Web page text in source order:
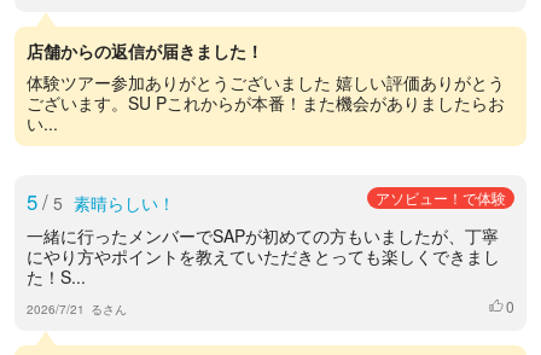
店舗からの返信が届きました！
体験ツアー参加ありがとうございました 嬉しい評価ありがとう
ございます。SU Pこれからが本番！また機会がありましたらお
い...
5/ 5 素晴らしい！ アソビュー！で体験
一緒に行ったメンバーでSAPが初めての方もいましたが、丁寧
にやり方やポイントを教えていただきとっても楽しくできまし
た！S...
2026/7/21 るさん いいね
0